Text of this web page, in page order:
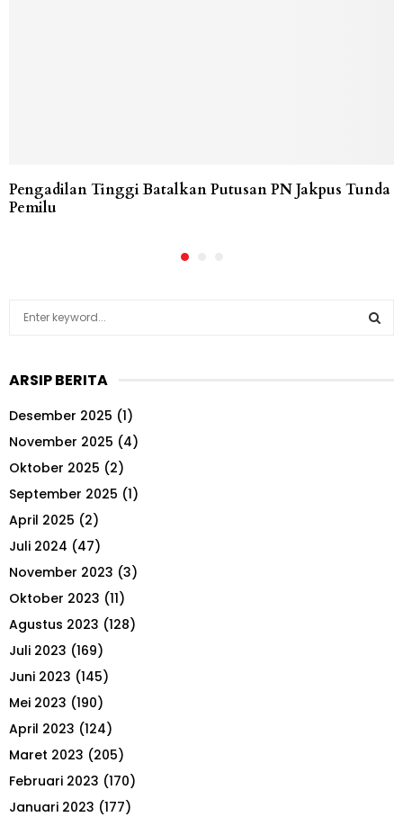
Pengadilan Tinggi Batalkan Putusan PN Jakpus Tunda
Pemilu
c
f
o
r
ARSIP BERITA
Desember 2025 (1)
November 2025 (4)
Oktober 2025 (2)
September 2025 (1)
April 2025 (2)
Juli 2024 (47)
November 2023 (3)
Oktober 2023 (11)
Agustus 2023 (128)
Juli 2023 (169)
Juni 2023 (145)
Mei 2023 (190)
April 2023 (124)
Maret 2023 (205)
Februari 2023 (170)
Januari 2023 (177)